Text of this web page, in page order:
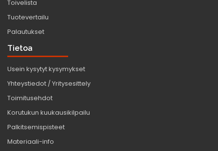
Toivelista
Tuotevertailu
Palautukset
Tietoa
Usein kysytyt kysymykset
Yhteystiedot / Yritysesittely
Toimitusehdot
Korutukun kuukausikilpailu
Palkitsemispisteet
Materiaali-info